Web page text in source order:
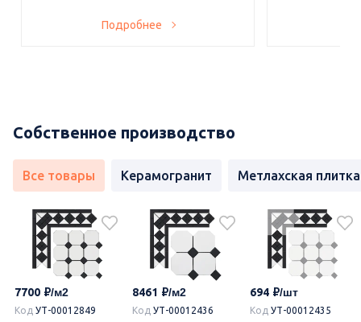
Подробнее
Собственное производство
Все товары Керамогранит Метлахская плитка
7700
Код УТ-00012849
8461
Код УТ-00012436
694
Код УТ-00012435